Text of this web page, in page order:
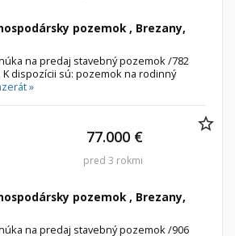
pozemok , Brezany,
na predaj stavebný pozemok /782
K dispozícii sú: pozemok na rodinný
»
pozemok , Brezany,
na predaj stavebný pozemok /906
77.000 €
pred 3 rokmi